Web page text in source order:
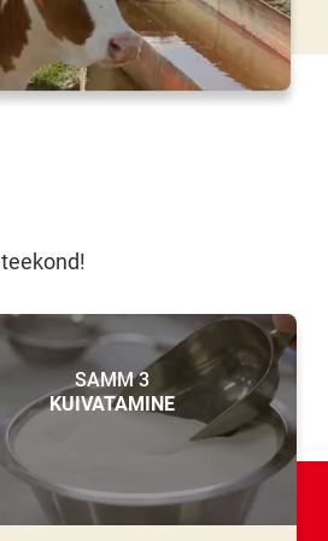
SAMM 3
KUIVATAMINE